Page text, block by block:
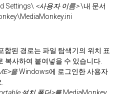
Settings\ <사용자 이름>\내 문서
함된 경로는 파일 탐색기의 위치 표
복사하여 붙여넣을 수 있습니다.
을Windows에 로그인한 사용자